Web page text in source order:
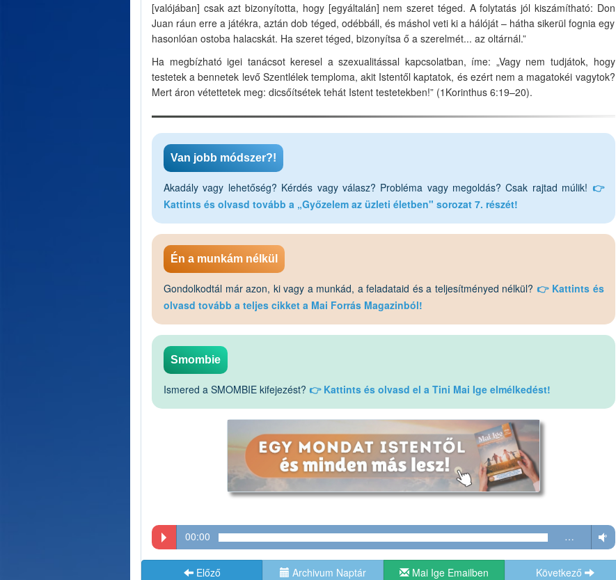
[valójában] csak azt bizonyította, hogy [egyáltalán] nem szeret téged. A folytatás jól kiszámítható: Don
Juan ráun erre a játékra, aztán dob téged, odébbáll, és máshol veti ki a hálóját – hátha sikerül fognia egy
hasonlóan ostoba halacskát. Ha szeret téged, bizonyítsa ő a szerelmét... az oltárnál.”
Ha megbízható igei tanácsot keresel a szexualitással kapcsolatban, íme: „Vagy nem tudjátok, hogy
testetek a bennetek levő Szentlélek temploma, akit Istentől kaptatok, és ezért nem a magatokéi vagytok?
Mert áron vétettetek meg: dicsőítsétek tehát Istent testetekben!” (1Korinthus 6:19–20).
Van jobb módszer?!
Akadály vagy lehetőség? Kérdés vagy válasz? Probléma vagy megoldás? Csak rajtad múlik! 👉
Kattints és olvasd tovább a „Győzelem az üzleti életben" sorozat 7. részét!
Én a munkám nélkül
Gondolkodtál már azon, ki vagy a munkád, a feladataid és a teljesítményed nélkül? 👉 Kattints és
olvasd tovább a teljes cikket a Mai Forrás Magazinból!
Smombie
Ismered a SMOMBIE kifejezést? 👉 Kattints és olvasd el a Tini Mai Ige elmélkedést!
00:00 …
Előző Archivum Naptár Mai Ige Emailben Következő